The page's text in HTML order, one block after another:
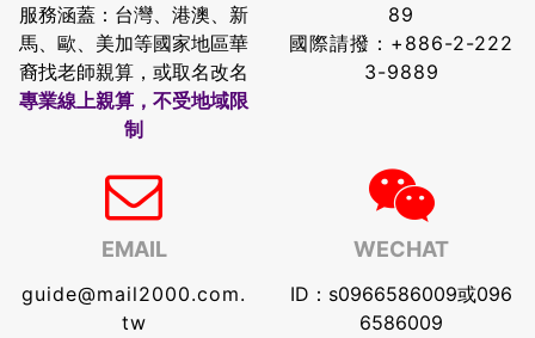
服務涵蓋：台灣、港澳、新
馬、歐、美加等國家地區華
裔找老師親算，或取名改名
專業線上親算，不受地域限
制
89
國際請撥： +886-2-222
3-9889
EMAIL
guide@mail2000.com.
tw
WECHAT
ID：s0966586009或096
6586009